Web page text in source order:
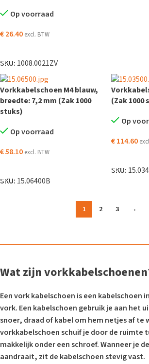
Op voorraad
€26.40 excl. BTW
SKU: 1008.0021ZV
Vorkkabelschoen M4 blauw,
breedte: 7,2 mm (Zak 1000
stuks)
Op voorraad
€58.10 excl. BTW
SKU: 15.06400B
(Zak 1000
Op
€114.60
SKU:
1 2 3 →
Wat zijn
Een vork kabelschoen is een kabelschoen
vork. Een kabelschoen gebruik je aan het
snoer, draad of kabel om hem netjes af te
vorkkabelschoen schuif je door de ruimte
makkelijk onder een schroef. Wanneer je
aandraait, zit de kabelschoen stevig vast.